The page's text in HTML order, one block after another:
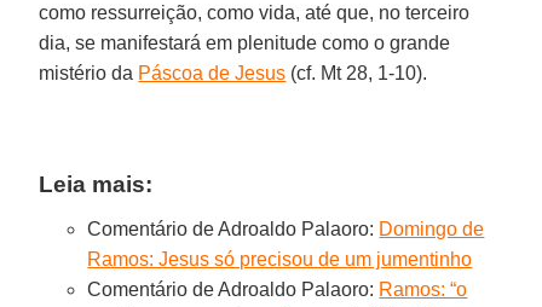
como ressurreição, como vida, até que, no terceiro
dia, se manifestará em plenitude como o grande
mistério da Páscoa de Jesus (cf. Mt 28, 1-10).
Leia mais:
Comentário de Adroaldo Palaoro: Domingo de
Ramos: Jesus só precisou de um jumentinho
Comentário de Adroaldo Palaoro: Ramos: “o